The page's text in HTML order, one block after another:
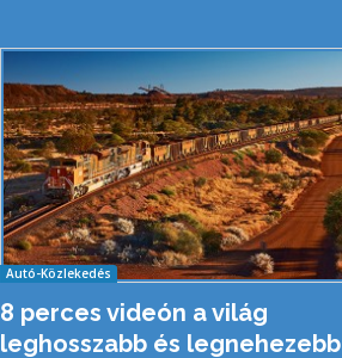
Autó-Közlekedés
8 perces videón a világ
leghosszabb és legnehezebb